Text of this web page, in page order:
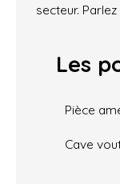
secteur.
Les
Pièce
Cave